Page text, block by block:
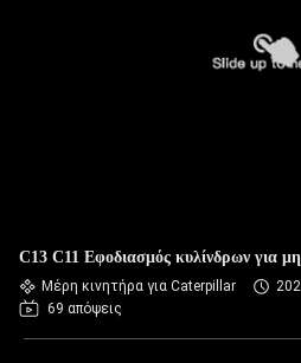
Μέρη κινητήρα για Caterpillar
69 απόψεις